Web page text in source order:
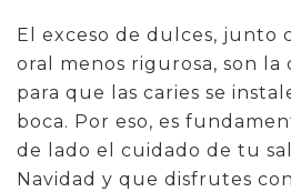
El exceso de dulces, junto
oral menos rigurosa, son la
para que las caries se
boca. Por eso, es
de lado el cuidado de tu
Navidad y que disfrutes